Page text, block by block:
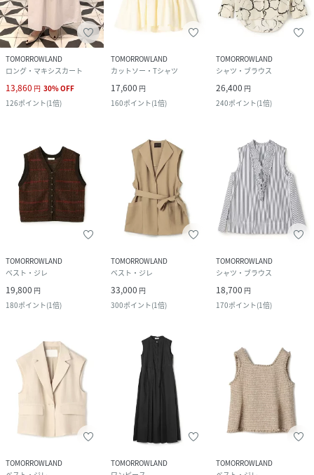
TOMORROWLAND
ロング・マキシスカート
13,860 円 30%OFF
126ポイント(1倍)
TOMORROWLAND
カットソー・Tシャツ
17,600 円
160ポイント(1倍)
TOMORROWLAND
シャツ・ブラウス
26,400 円
240ポイント(1倍)
TOMORROWLAND
ベスト・ジレ
19,800 円
180ポイント(1倍)
TOMORROWLAND
ベスト・ジレ
33,000 円
300ポイント(1倍)
TOMORROWLAND
シャツ・ブラウス
18,700 円
170ポイント(1倍)
TOMORROWLAND
TOMORROWLAND
TOMORROWLAND